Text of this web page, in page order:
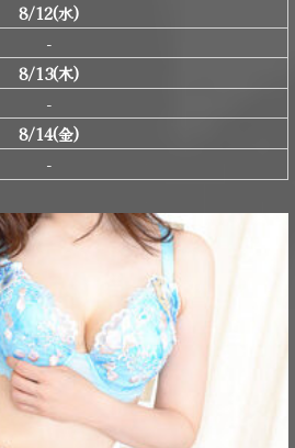
8/12(水)
-
8/13(木)
-
8/14(金)
-